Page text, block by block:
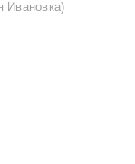
Ивановка)